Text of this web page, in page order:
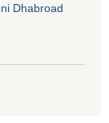
Dhabroad